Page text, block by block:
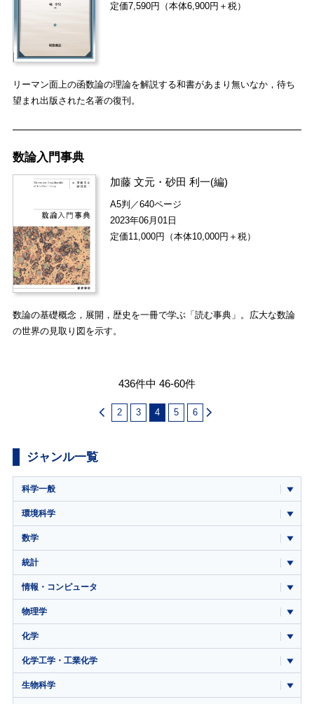
定価7,590円（本体6,900円＋税）
リーマン面上の函数論の理論を解説する和書があまり無いなか，待ち
望まれ出版された名著の復刊。
数論入門事典
加藤 文元 ・砂田 利一(編)
A5判／640ページ
2023年06月01日
定価11,000円（本体10,000円＋税）
数論の基礎概念，展開，歴史を一冊で学ぶ「読む事典」。広大な数論
の世界の見取り図を示す。
436件中 46-60件
2 3 4 5 6
ジャンル一覧
科学一般
環境科学
数学
統計
情報・コンピュータ
物理学
化学
化学工学・工業化学
生物科学